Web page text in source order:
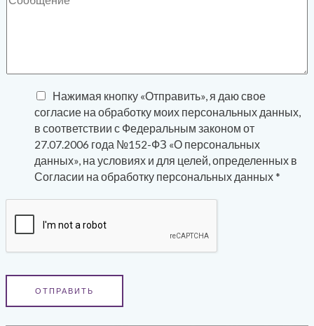
Нажимая кнопку «Отправить», я даю свое
согласие на обработку моих персональных данных,
в соответствии с Федеральным законом от
27.07.2006 года №152-ФЗ «О персональных
данных», на условиях и для целей, определенных в
Согласии на обработку персональных данных *
ОТПРАВИТЬ